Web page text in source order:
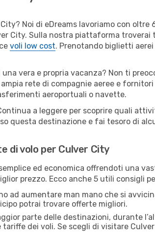
Noi di eDreams lavoriamo con
City. Sulla nostra piattaforma troverai
voli low cost. Prenotando biglietti
vera e propria vacanza? Non ti
rete di compagnie aeree e
aeroportuali o navette.
a leggere per scoprire quali
questa destinazione e fai tesoro di
di volo per Culver City
ed economica offrendoti una
prezzo. Ecco anche 5 utili consigli
ad aumentare man mano che si
potrai trovare offerte migliori.
parte delle destinazioni, durante
dei voli. Se scegli di visitare